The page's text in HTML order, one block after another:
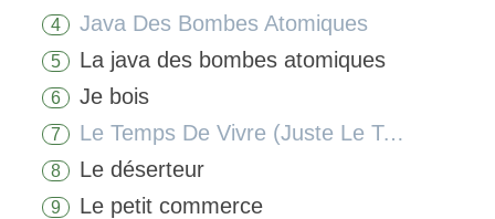
4 Java Des Bombes Atomiques
5 La java des bombes atomiques
6 Je bois
7 Le Temps De Vivre (Juste Le Temps De Vivre)
8 Le déserteur
9 Le petit commerce